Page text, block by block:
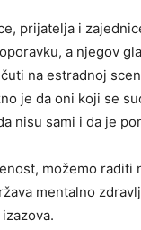
prijatelja i
a njegov
na estradnoj
je da oni koji se
nisu sami i da je
možemo raditi
mentalno